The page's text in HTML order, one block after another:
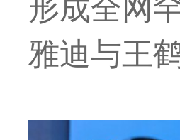
雅迪与王